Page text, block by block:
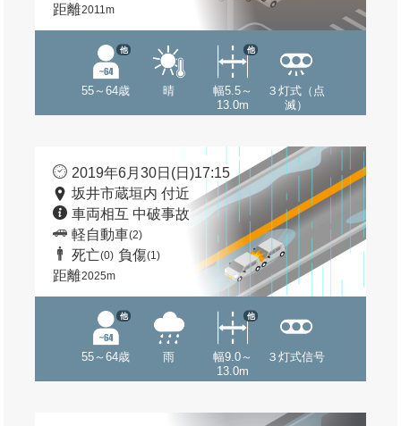
距離2011m
55～64歳
他
晴
幅5.5～
13.0m
他
３灯式（点
滅）
2019年6月30日(日)17:15
坂井市蔵垣内 付近
車両相互 中破事故
軽自動車(2)
死亡(0) 負傷(1)
距離2025m
55～64歳
他
雨
幅9.0～
13.0m
他
３灯式信号